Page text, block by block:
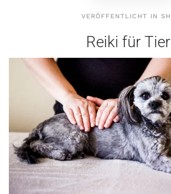
VERÖFFENTLICHT IN
Reiki für